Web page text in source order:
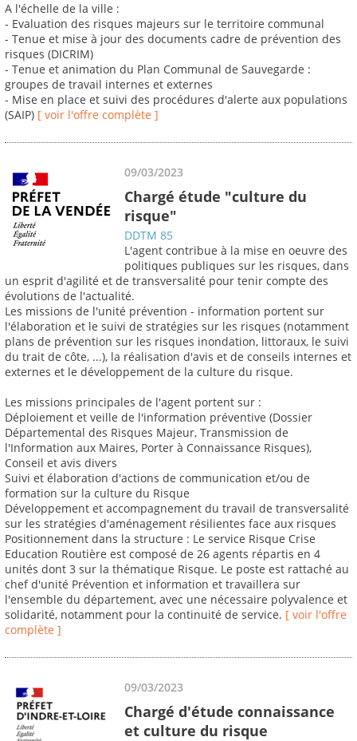
A l'échelle de la ville :
- Evaluation des risques majeurs sur le territoire communal
- Tenue et mise à jour des documents cadre de prévention des
risques (DICRIM)
- Tenue et animation du Plan Communal de Sauvegarde :
groupes de travail internes et externes
- Mise en place et suivi des procédures d'alerte aux populations
(SAIP) [ voir l'offre complète ]
09/03/2023
Chargé étude "culture du
risque"
DDTM 85
L'agent contribue à la mise en oeuvre des
politiques publiques sur les risques, dans
un esprit d'agilité et de transversalité pour tenir compte des
évolutions de l'actualité.
Les missions de l'unité prévention - information portent sur
l'élaboration et le suivi de stratégies sur les risques (notamment
plans de prévention sur les risques inondation, littoraux, le suivi
du trait de côte, ...), la réalisation d'avis et de conseils internes et
externes et le développement de la culture du risque.
Les missions principales de l'agent portent sur :
Déploiement et veille de l'information préventive (Dossier
Départemental des Risques Majeur, Transmission de
l'Information aux Maires, Porter à Connaissance Risques),
Conseil et avis divers
Suivi et élaboration d'actions de communication et/ou de
formation sur la culture du Risque
Développement et accompagnement du travail de transversalité
sur les stratégies d'aménagement résilientes face aux risques
Positionnement dans la structure : Le service Risque Crise
Education Routière est composé de 26 agents répartis en 4
unités dont 3 sur la thématique Risque. Le poste est rattaché au
chef d'unité Prévention et information et travaillera sur
l'ensemble du département, avec une nécessaire polyvalence et
solidarité, notamment pour la continuité de service. [ voir l'offre
complète ]
09/03/2023
Chargé d'étude connaissance
et culture du risque